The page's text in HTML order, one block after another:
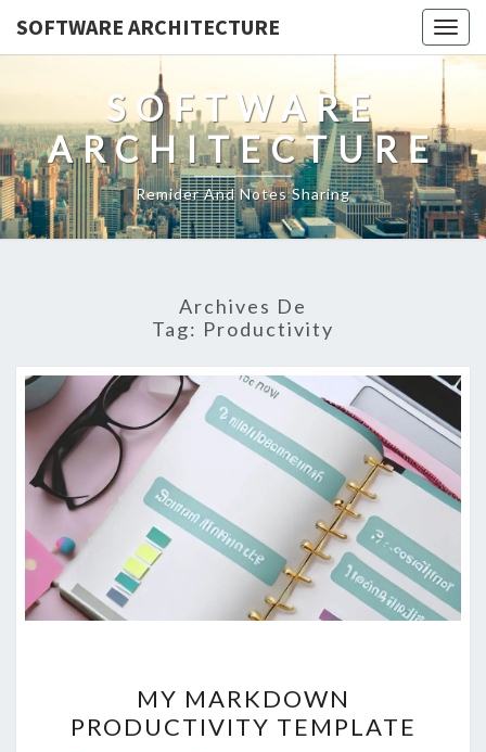
SOFTWARE ARCHITECTURE
SOFTWARE
ARCHITECTURE
Remider And Notes Sharing
Archives De
Tag: Productivity
MARKDOWN
PRODUCTIVITY
MY MARKDOWN
PRODUCTIVITY TEMPLATE